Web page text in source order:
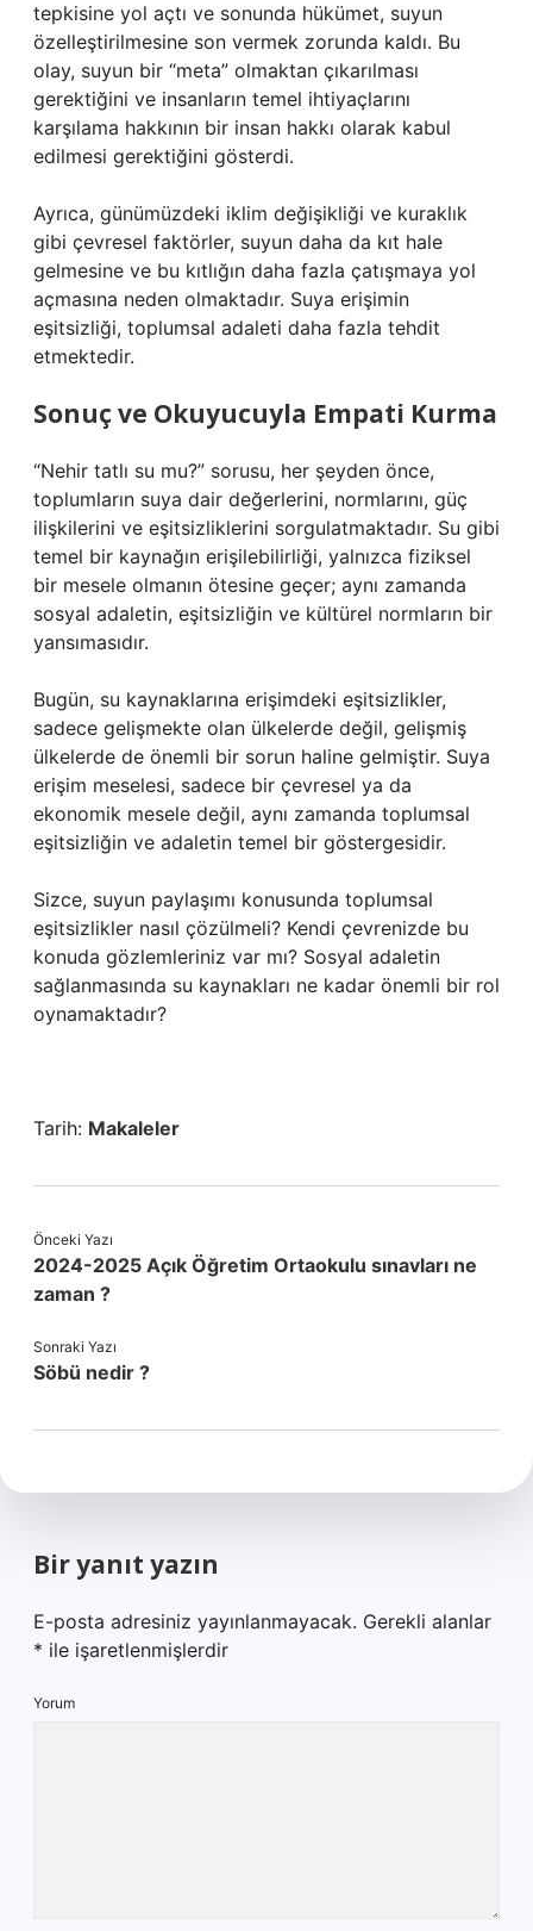
tepkisine yol açtı ve sonunda hükümet, suyun
özelleştirilmesine son vermek zorunda kaldı. Bu
olay, suyun bir “meta” olmaktan çıkarılması
gerektiğini ve insanların temel ihtiyaçlarını
karşılama hakkının bir insan hakkı olarak kabul
edilmesi gerektiğini gösterdi.
Ayrıca, günümüzdeki iklim değişikliği ve kuraklık
gibi çevresel faktörler, suyun daha da kıt hale
gelmesine ve bu kıtlığın daha fazla çatışmaya yol
açmasına neden olmaktadır. Suya erişimin
eşitsizliği, toplumsal adaleti daha fazla tehdit
etmektedir.
Sonuç ve Okuyucuyla Empati Kurma
“Nehir tatlı su mu?” sorusu, her şeyden önce,
toplumların suya dair değerlerini, normlarını, güç
ilişkilerini ve eşitsizliklerini sorgulatmaktadır. Su gibi
temel bir kaynağın erişilebilirliği, yalnızca fiziksel
bir mesele olmanın ötesine geçer; aynı zamanda
sosyal adaletin, eşitsizliğin ve kültürel normların bir
yansımasıdır.
Bugün, su kaynaklarına erişimdeki eşitsizlikler,
sadece gelişmekte olan ülkelerde değil, gelişmiş
ülkelerde de önemli bir sorun haline gelmiştir. Suya
erişim meselesi, sadece bir çevresel ya da
ekonomik mesele değil, aynı zamanda toplumsal
eşitsizliğin ve adaletin temel bir göstergesidir.
Sizce, suyun paylaşımı konusunda toplumsal
eşitsizlikler nasıl çözülmeli? Kendi çevrenizde bu
konuda gözlemleriniz var mı? Sosyal adaletin
sağlanmasında su kaynakları ne kadar önemli bir rol
oynamaktadır?
Tarih: Makaleler
Önceki Yazı
2024-2025 Açık Öğretim Ortaokulu sınavları ne
zaman ?
Sonraki Yazı
Söbü nedir ?
Bir yanıt yazın
E-posta adresiniz yayınlanmayacak. Gerekli alanlar
* ile işaretlenmişlerdir
Yorum